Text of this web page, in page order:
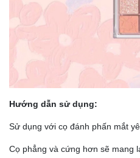
Hướng dẫn sử dụng:
Sử dụng với cọ đánh phấn mắt
Cọ phẳng và cứng hơn sẽ mang